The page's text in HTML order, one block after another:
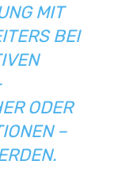
MIT
BEI
ODER
–